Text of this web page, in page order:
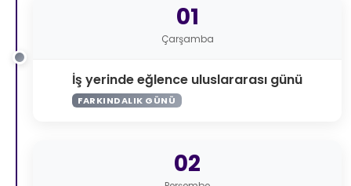
01
Çarşamba
İş yerinde eğlence uluslararası günü
FARKINDALIK GÜNÜ
02